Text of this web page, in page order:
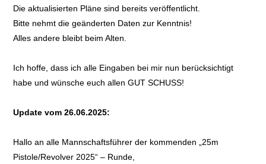
Die aktualisierten Pläne sind bereits veröffentlicht.
Bitte nehmt die geänderten Daten zur Kenntnis!
Alles andere bleibt beim Alten.
Ich hoffe, dass ich alle Eingaben bei mir nun berücksichtigt
habe und wünsche euch allen GUT SCHUSS!
Update vom 26.06.2025:
Hallo an alle Mannschaftsführer der kommenden „25m
Pistole/Revolver 2025“ – Runde,